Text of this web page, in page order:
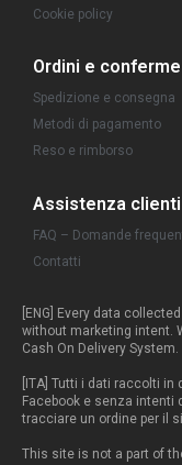
Cookie policy
Ordini e conferme
Spedizione e consegna
Metodi di pagamento
Reso e rimborso
Assistenza clienti
FAQ – Domande
Contatti
[ENG] Every data
without marketing intent.
Cash On Delivery System.
[ITA] Tutti i dati raccolti
Facebook e senza intenti
tracciare un ordine per il
This site is not a part of